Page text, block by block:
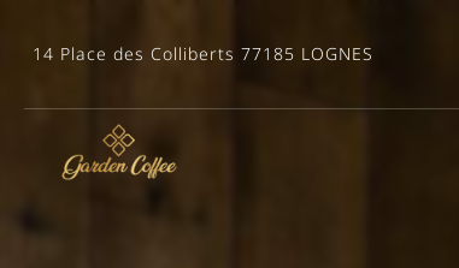
14 Place des Colliberts 77185 LOGNES